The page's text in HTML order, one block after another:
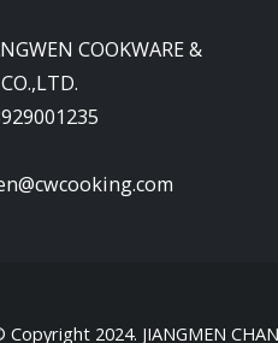
COOKWARE &
Copyright 2024. JIANGMEN